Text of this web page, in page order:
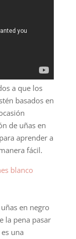
a que los
basados en
de uñas en
aprender a
fácil.
en negro
la pena pasar
una